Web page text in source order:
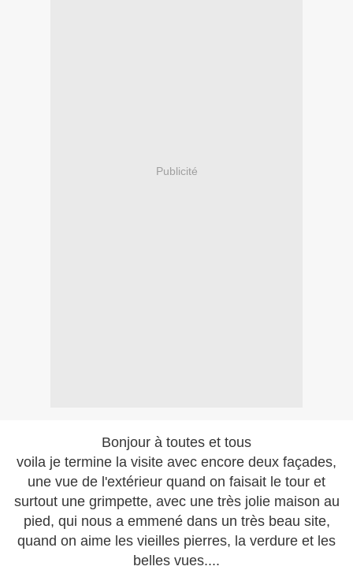
Publicité
Bonjour à toutes et tous
voila je termine la visite avec encore deux façades,
une vue de l'extérieur quand on faisait le tour et
surtout une grimpette, avec une très jolie maison au
pied, qui nous a emmené dans un très beau site,
quand on aime les vieilles pierres, la verdure et les
belles vues....